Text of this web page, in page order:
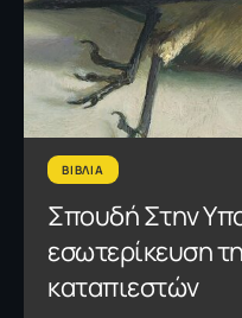
ΒΙΒΛΙΑ
Σπουδή Στην
εσωτερίκευση
καταπιεστών